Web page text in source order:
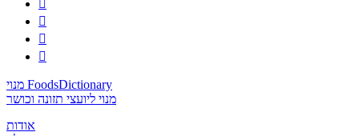




מנוי FoodsDictionary
מנוי ליועצי תזונה וכושר
אודות